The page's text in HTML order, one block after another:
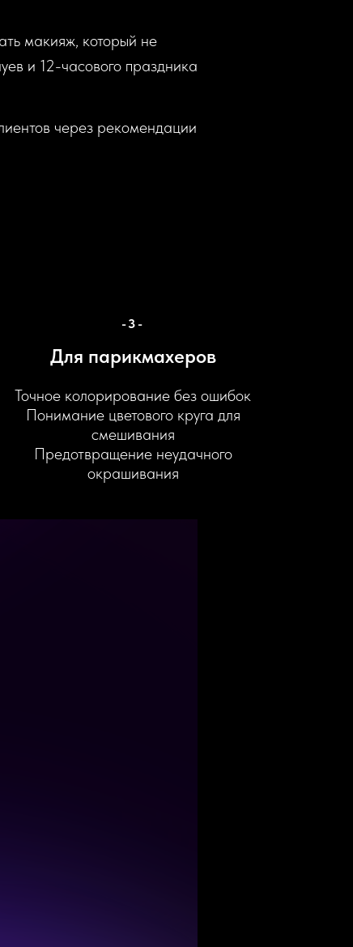
макияж, который не
и 12-часового праздника
через рекомендации
-3-
Для парикмахеров
Точное колорирование без ошибок
Понимание цветового круга для
смешивания
Предотвращение неудачного
окрашивания